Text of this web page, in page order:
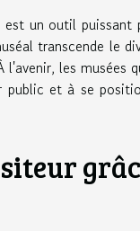
est un outil
transcende le
les musées
public et à se